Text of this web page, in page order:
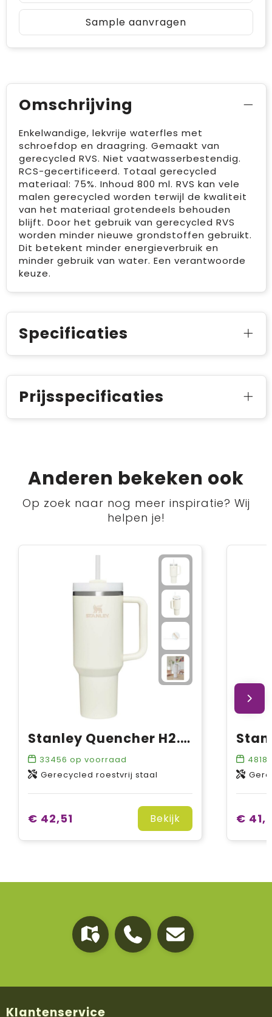
Sample aanvragen
Omschrijving
Enkelwandige, lekvrije waterfles met
schroefdop en draagring. Gemaakt van
gerecycled RVS. Niet vaatwasserbestendig.
RCS-gecertificeerd. Totaal gerecycled
materiaal: 75%. Inhoud 800 ml. RVS kan vele
malen gerecycled worden terwijl de kwaliteit
van het materiaal grotendeels behouden
blijft. Door het gebruik van gerecycled RVS
worden minder nieuwe grondstoffen gebruikt.
Dit betekent minder energieverbruik en
minder gebruik van water. Een verantwoorde
keuze.
Specificaties
Prijsspecificaties
Anderen bekeken ook
Op zoek naar nog meer inspiratie? Wij
helpen je!
Stanley Quencher H2.0 1200 ml beker
33456 op voorraad
Gerecycled roestvrij staal
€ 42,51 Bekijk
4818
€
Klantenservice